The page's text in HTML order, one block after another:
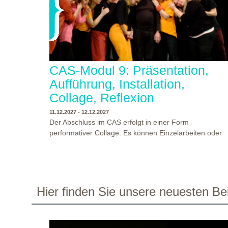
CAS-Modul 9: Präsentation,
Aufführung, Installation,
Collage, Reflexion
11.12.2027 - 12.12.2027
Der Abschluss im CAS erfolgt in einer Form
performativer Collage. Es können Einzelarbeiten oder
Programms gestalten mit Ihrer Form Raum und Zeit
Objekt oder Präsentation. Wir freuen uns über
WANN? 11.12.2027 - 12.12.2027, 10:00 - 17:00 UHR
Hier finden Sie unsere neuesten